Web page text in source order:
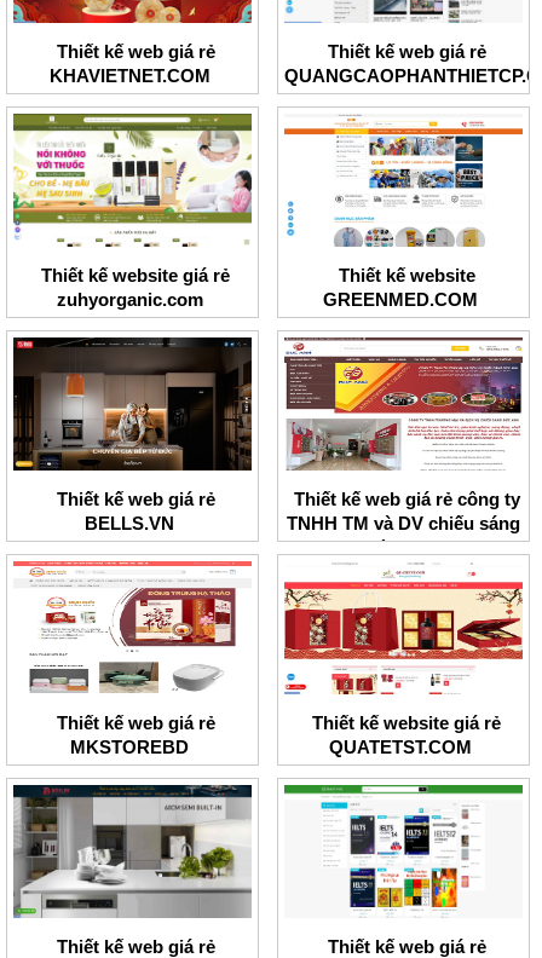
Thiết kế web giá rẻ
KHAVIETNET.COM
Thiết kế web giá rẻ
Thiết kế website giá rẻ
zuhyorganic.com
Thiết kế website
GREENMED.COM
Thiết kế web giá rẻ
BELLS.VN
Thiết kế web giá rẻ công ty
TNHH TM và DV chiếu sáng
Đức Anh
Thiết kế web giá rẻ
MKSTOREBD
Thiết kế website giá rẻ
QUATETST.COM
Thiết kế web giá rẻ
Thiết kế web giá rẻ